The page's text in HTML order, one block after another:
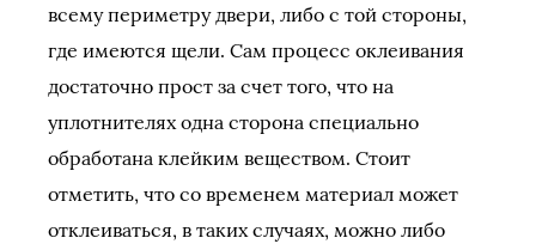
всему периметру двери, либо с той стороны,
где имеются щели. Сам процесс оклеивания
достаточно прост за счет того, что на
уплотнителях одна сторона специально
обработана клейким веществом. Стоит
отметить, что со временем материал может
отклеиваться, в таких случаях, можно либо